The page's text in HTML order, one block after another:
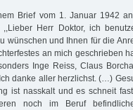
Brief vom 1. Januar 1942
,,Lieber Herr Doktor, ich
wünschen und Ihnen für die
an mich geschrieben
Inge Reiss, Claus
danke aller herzlichst. (…)
ist nasskalt und es schneit
noch im Beruf